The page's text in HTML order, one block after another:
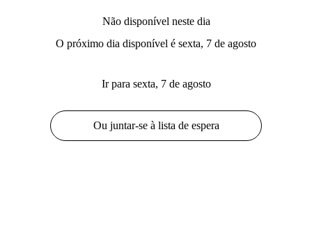
Não disponível neste dia
O próximo dia disponível é sexta, 7 de agosto
Ir para sexta, 7 de agosto
Ou juntar-se à lista de espera